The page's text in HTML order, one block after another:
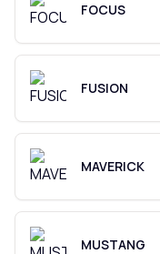
FOCUS
FUSION
MAVERICK
MUSTANG